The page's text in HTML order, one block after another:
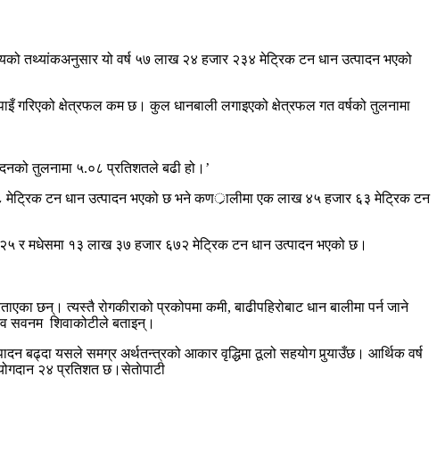
तथ्यांकअनुसार यो वर्ष ५७ लाख २४ हजार २३४ मेट्रिक टन धान उत्पादन भएको
गरिएको क्षेत्रफल कम छ। कुल धानबाली लगाइएको क्षेत्रफल गत वर्षको तुलनामा
तुलनामा ५.०८ प्रतिशतले बढी हो।’
मेट्रिक टन धान उत्पादन भएको छ भने कणर्ालीमा एक लाख ४५ हजार ६३ मेट्रिक टन
र मधेसमा १३ लाख ३७ हजार ६७२ मेट्रिक टन धान उत्पादन भएको छ।
छन्। त्यस्तै रोगकीराको प्रकोपमा कमी, बाढीपहिरोबाट धान बालीमा पर्न जाने
सवनम शिवाकोटीले बताइन्।
बढ्दा यसले समग्र अर्थतन्त्रको आकार वृद्धिमा ठूलो सहयोग पुर्‍याउँछ। आर्थिक वर्ष
२४ प्रतिशत छ।सेताेपाटी